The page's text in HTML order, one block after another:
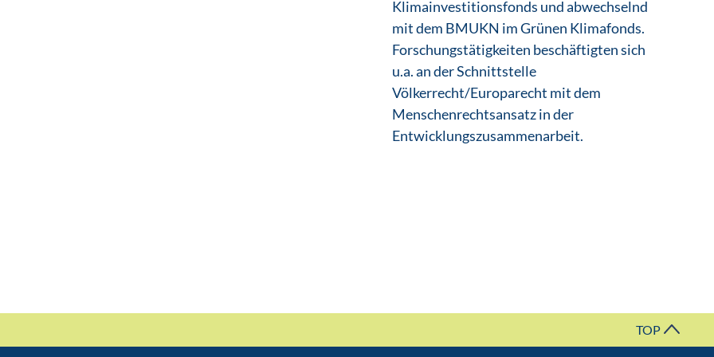
Klimainvestitionsfonds und abwechselnd
mit dem BMUKN im Grünen Klimafonds.
Forschungstätigkeiten beschäftigten sich
u.a. an der Schnittstelle
Völkerrecht/Europarecht mit dem
Menschenrechtsansatz in der
Entwicklungszusammenarbeit.
TOP